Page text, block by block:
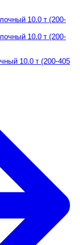
10.0 т (200-405
10.0 т (200-405